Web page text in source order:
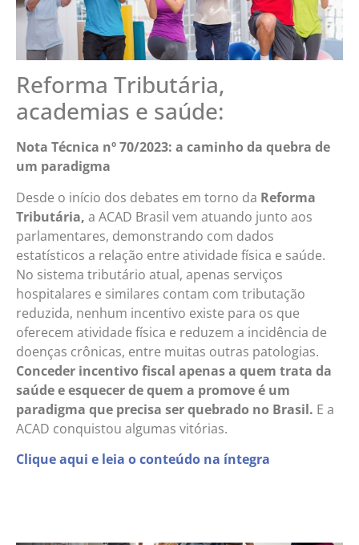
Reforma Tributária,
academias e saúde:
Nota Técnica nº 70/2023: a caminho da quebra de
um paradigma
Desde o início dos debates em torno da Reforma
Tributária, a ACAD Brasil vem atuando junto aos
parlamentares, demonstrando com dados
estatísticos a relação entre atividade física e saúde.
No sistema tributário atual, apenas serviços
hospitalares e similares contam com tributação
reduzida, nenhum incentivo existe para os que
oferecem atividade física e reduzem a incidência de
doenças crônicas, entre muitas outras patologias.
Conceder incentivo fiscal apenas a quem trata da
saúde e esquecer de quem a promove é um
paradigma que precisa ser quebrado no Brasil. E a
ACAD conquistou algumas vitórias.
Clique aqui e leia o conteúdo na íntegra